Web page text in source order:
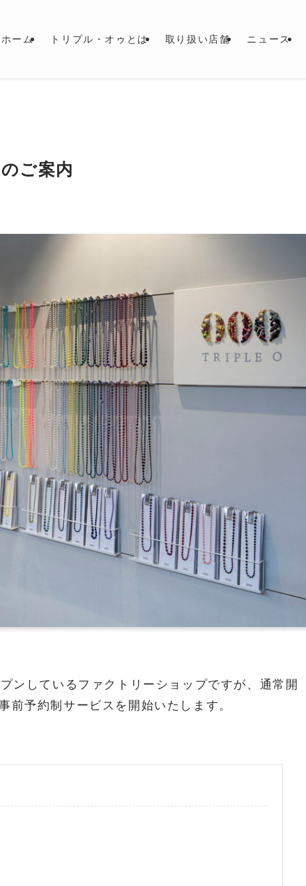
ホーム トリプル・オゥとは 取り扱い店舗 ニュース
ご案内
ンしているファクトリーショップですが、通常開
前予約制サービスを開始いたします。